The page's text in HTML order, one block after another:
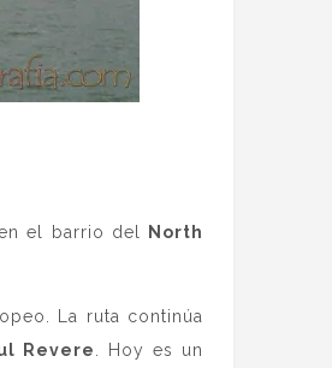
el barrio del
North
La ruta continúa
Revere
. Hoy es un